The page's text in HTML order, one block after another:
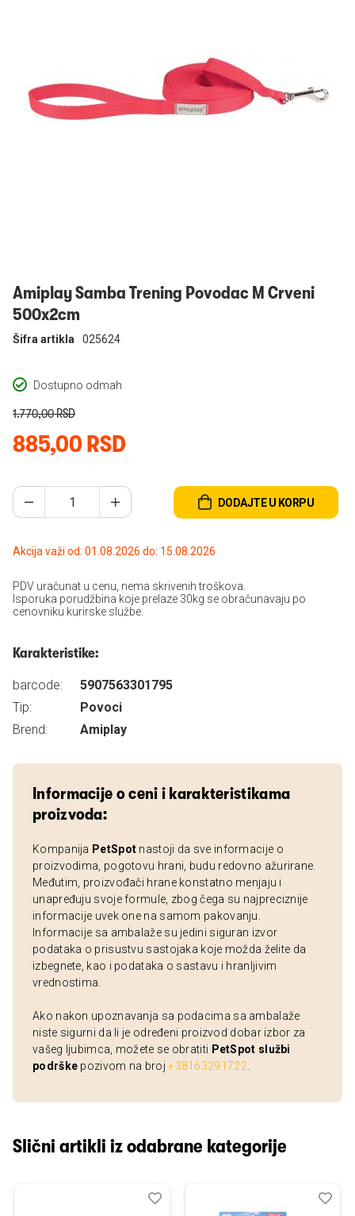
Amiplay Samba Trening Povodac M Crveni
500x2cm
Dostupno odmah
Šifra artikla 025624
885,00 RSD
1.770,00 RSD
DODAJTE U KORPU
Akcija važi od: 01.08.2026 do: 15.08.2026
PDV uračunat u cenu, nema skrivenih troškova.
Isporuka porudžbina koje prelaze 30kg se obračunavaju po
cenovniku kurirske službe.
Karakteristike:
barcode:
5907563301795
Tip:
Povoci
Brend:
Amiplay
Informacije o ceni i karakteristikama
proizvoda:
Kompanija PetSpot nastoji da sve informacije o
proizvodima, pogotovu hrani, budu redovno ažurirane.
Međutim, proizvođači hrane konstatno menjaju i
unapređuju svoje formule, zbog čega su najpreciznije
informacije uvek one na samom pakovanju.
Informacije sa ambalaže su jedini siguran izvor
podataka o prisustvu sastojaka koje možda želite da
izbegnete, kao i podataka o sastavu i hranljivim
vrednostima.
Ako nakon upoznavanja sa podacima sa ambalaže
niste sigurni da li je određeni proizvod dobar izbor za
vašeg ljubimca, možete se obratiti PetSpot službi
podrške pozivom na broj+38163291722
Slični artikli iz odabrane kategorije
Dodaj
Uporedi